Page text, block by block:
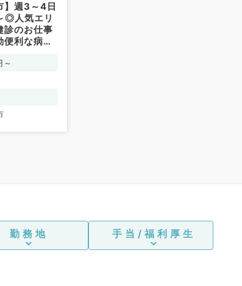
】週3～4日
◎人気エリ
診のお仕事
利な病院
勤務地 手当/福利厚生